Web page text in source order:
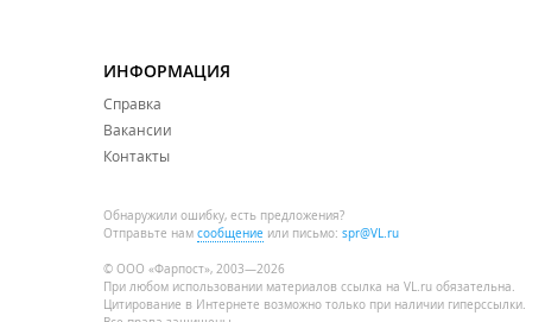
ИНФОРМАЦИЯ
Справка
Вакансии
Контакты
Обнаружили ошибку, есть предложения?
Отправьте нам сообщение или письмо: spr@VL.ru
© ООО «Фарпост», 2003—2026
При любом использовании материалов ссылка на VL.ru обязательна.
Цитирование в Интернете возможно только при наличии гиперссылки.